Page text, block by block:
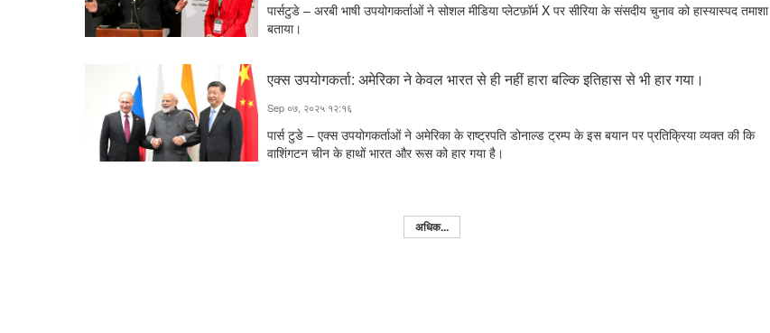
पार्सटुडे – अरबी भाषी उपयोगकर्ताओं ने सोशल मीडिया प्लेटफ़ॉर्म X पर सीरिया के संसदीय चुनाव को हास्यास्पद तमाशा
बताया।
एक्स उपयोगकर्ता: अमेरिका ने केवल भारत से ही नहीं हारा बल्कि इतिहास से भी हार गया।
Sep ०७, २०२५ १२:१६
पार्स टुडे – एक्स उपयोगकर्ताओं ने अमेरिका के राष्ट्रपति डोनाल्ड ट्रम्प के इस बयान पर प्रतिक्रिया व्यक्त की कि
वाशिंगटन चीन के हाथों भारत और रूस को हार गया है।
अधिक...